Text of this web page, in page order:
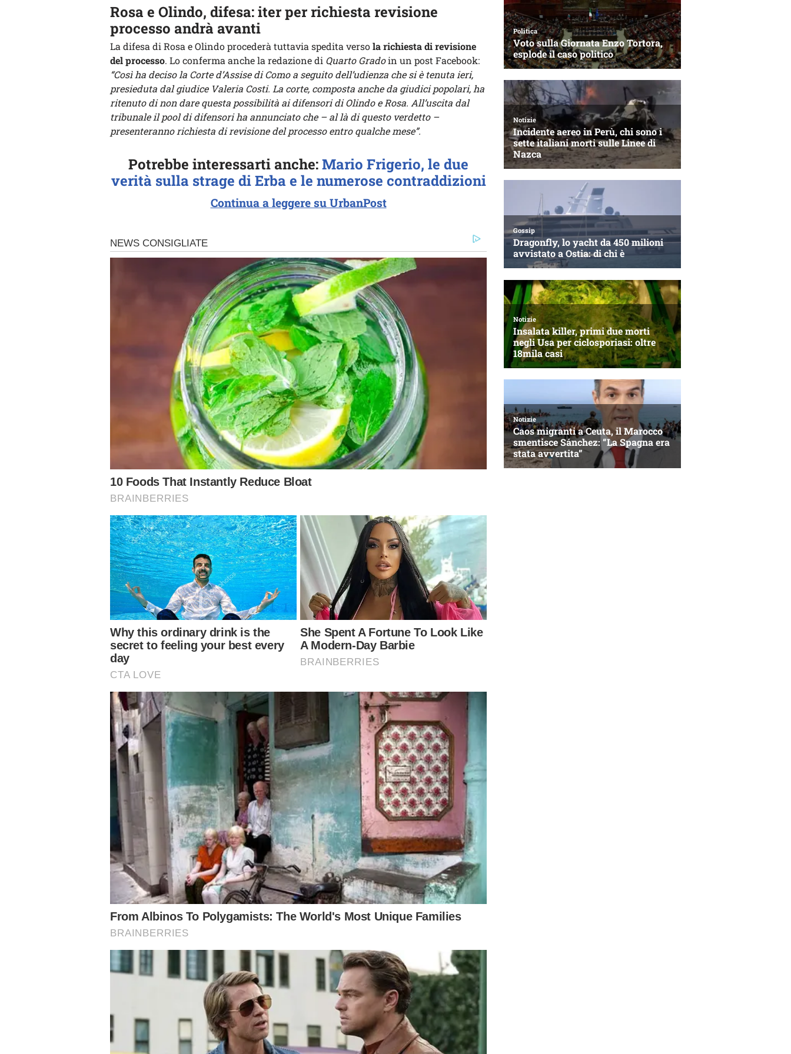
Rosa e Olindo, difesa: iter per richiesta revisione
processo andrà avanti
La difesa di Rosa e Olindo procederà tuttavia spedita versola richiesta di revisione
del processo. Lo conferma anche la redazione di Quarto Gradoin un post Facebook:
“Così ha deciso la Corte d’Assise di Como a seguito dell’udienza che si è tenuta ieri,
presieduta dal giudice Valeria Costi. La corte, composta anche da giudici popolari, ha
ritenuto di non dare questa possibilità ai difensori di Olindo e Rosa. All’uscita dal
tribunale il pool di difensori ha annunciato che – al là diquesto verdetto –
presenteranno richiesta di revisione del processo entro qualche mese”.
Potrebbe interessarti anche:Mario Frigerio, le due
verità sulla strage di Erba e le numerose contraddizioni
Continua a leggere su UrbanPost